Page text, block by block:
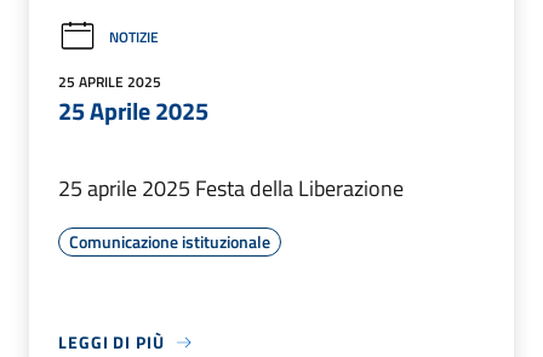
NOTIZIE
25 APRILE 2025
25 Aprile 2025
25 aprile 2025 Festa della Liberazione
Comunicazione istituzionale
LEGGI DI PIÙ